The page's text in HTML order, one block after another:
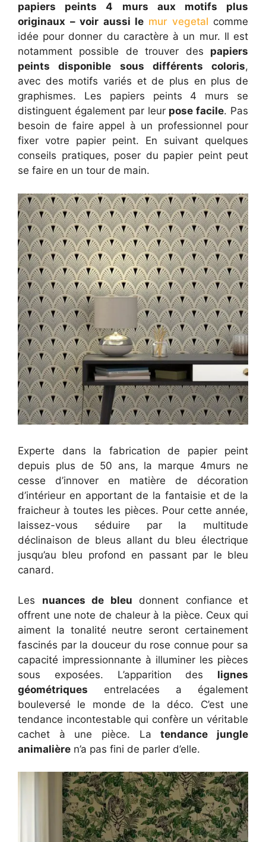
papiers peints 4 murs aux motifs plus
originaux – voir aussi le mur vegetal comme
idée pour donner du caractère à un mur. Il est
notamment possible de trouver des papiers
peints disponible sous différents coloris,
avec des motifs variés et de plus en plus de
graphismes. Les papiers peints 4 murs se
distinguent également par leur pose facile. Pas
besoin de faire appel à un professionnel pour
fixer votre papier peint. En suivant quelques
conseils pratiques, poser du papier peint peut
se faire en un tour de main.
Experte dans la fabrication de papier peint
depuis plus de 50 ans, la marque 4murs ne
cesse d’innover en matière de décoration
d’intérieur en apportant de la fantaisie et de la
fraicheur à toutes les pièces. Pour cette année,
laissez-vous séduire par la multitude
déclinaison de bleus allant du bleu électrique
jusqu’au bleu profond en passant par le bleu
canard.
Les nuances de bleu donnent confiance et
offrent une note de chaleur à la pièce. Ceux qui
aiment la tonalité neutre seront certainement
fascinés par la douceur du rose connue pour sa
capacité impressionnante à illuminer les pièces
sous exposées. L’apparition des lignes
géométriques entrelacées a également
bouleversé le monde de la déco. C’est une
tendance incontestable qui confère un véritable
cachet à une pièce. Latendance jungle
animalière n’a pas fini de parler d’elle.